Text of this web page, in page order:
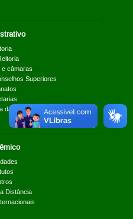
câmaras
Superiores
da UnB
Distância